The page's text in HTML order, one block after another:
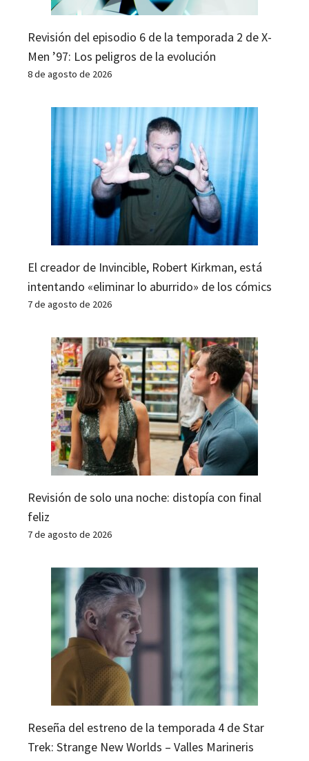
Revisión del episodio 6 de la temporada 2 de X-
Men ’97: Los peligros de la evolución
8 de agosto de 2026
El creador de Invincible, Robert Kirkman, está
intentando «eliminar lo aburrido» de los cómics
7 de agosto de 2026
Revisión de solo una noche: distopía con final
feliz
7 de agosto de 2026
Reseña del estreno de la temporada 4 de Star
Trek: Strange New Worlds – Valles Marineris